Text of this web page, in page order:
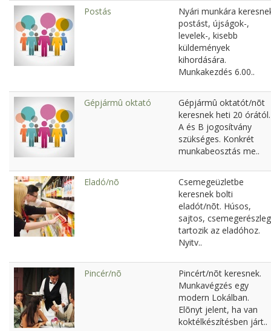
Postás
Nyári munkára
postást, újságok-,
levelek-, kisebb
küldemények
kihordására.
Munkakezdés 6.00..
Gépjármû oktató
Gépjármû oktatót/nõt
keresnek heti 20 órától.
A és B jogosítvány
szükséges. Konkrét
munkabeosztás me..
Eladó/nõ
Csemegeüzletbe
keresnek bolti
eladót/nõt. Húsos,
sajtos, csemegerészleg
tartozik az eladóhoz.
Nyitv..
Pincér/nõ
Pincért/nõt keresnek.
Munkavégzés egy
modern Lokálban.
Elõnyt jelent, ha van
koktélkészítésben járt..